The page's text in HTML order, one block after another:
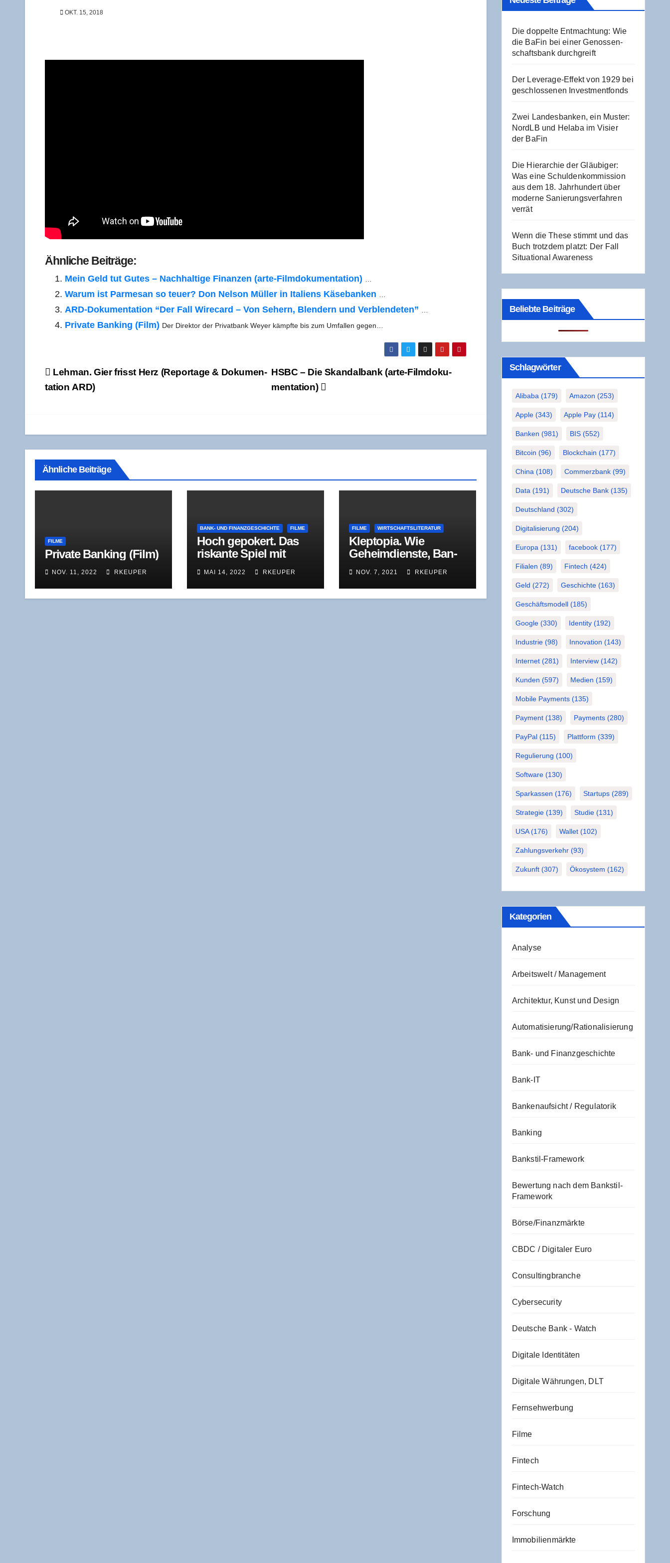
OKT. 15, 2018
Ähn­li­che Beiträge:
Mein Geld tut Gutes – Nach­hal­ti­ge Finan­zen (arte-Fil­m­­do­­ku­­men­­ta­­ti­on)
War­um ist Par­me­san so teu­er? Don Nel­son Mül­ler in Ita­li­ens Käse­ban­ken
ARD-Doku­­men­­ta­­ti­on “Der Fall Wire­card – Von Sehern, Blen­dern und Ver­blen­de­ten”
Pri­va­te Ban­king (Film) Der Direk­tor der Pri­vat­bank Wey­er kämpf­te bis zum Umfal­len gegen…
Beitragsnavigation
HSBC – Die Skan­dal­bank (arte-Film­do­ku­
men­ta­ti­on)
Leh­man. Gier frisst Herz (Repor­ta­ge & Doku­men­
ta­ti­on ARD)
Ähnliche Beiträge
FILME
Pri­va­te Ban­king (Film)
NOV. 11, 2022 RKEUPER
BANK- UND FINANZGESCHICHTE FILME
Hoch gepo­kert. Das
ris­kan­te Spiel mit
MAI 14, 2022 RKEUPER
FILME WIRTSCHAFTSLITERATUR
Klep­top­ia. Wie
Geheim­diens­te, Ban­
schmut­zi­gem Geld die
Welt erobern
NOV. 7, 2021 RKEUPER
Die dop­pel­te Ent­mach­tung: Wie
die BaFin bei einer Genos­sen­
schafts­bank durchgreift
Der Levera­ge-Effekt von 1929 bei
geschlos­se­nen Investmentfonds
Zwei Lan­des­ban­ken, ein Mus­ter:
NordLB und Hela­ba im Visier
der BaFin
Die Hier­ar­chie der Gläu­bi­ger:
Was eine Schul­den­kom­mis­si­on
aus dem 18. Jahr­hun­dert über
moder­ne Sanie­rungs­ver­fah­ren
verrät
Wenn die The­se stimmt und das
Buch trotz­dem platzt: Der Fall
Situa­tio­nal Awareness
Beliebte Beiträge
Schlag­wör­ter
Alibaba (179) Amazon (253)
Apple(343) Apple Pay(114)
Banken (981) BIS(552)
Bitcoin (96) Blockchain (177)
China (108) Commerzbank(99)
Data (191) Deutsche Bank(135)
Deutschland (302)
Digitalisierung (204)
Europa (131) facebook(177)
Filialen (89) Fintech (424)
Geld (272) Geschichte(163)
Geschäftsmodell(185)
Google(330) Identity(192)
Industrie(98) Innovation (143)
Internet(281) Interview(142)
Kunden (597) Medien (159)
Mobile Payments(135)
Payment(138) Payments(280)
PayPal(115) Plattform (339)
Regulierung (100)
Software(130)
Sparkassen (176) Startups(289)
Strategie(139) Studie(131)
USA(176) Wallet(102)
Zahlungsverkehr(93)
Zukunft(307) Ökosystem (162)
Kate­go­rien
Analyse
Arbeitswelt / Management
Architektur, Kunst und Design
Automatisierung/Rationalisierung
Bank- und Finanzgeschichte
Bank-IT
Bankenaufsicht / Regulatorik
Banking
Bankstil-Framework
Bewertung nach dem Bankstil-
Framework
Börse/Finanzmärkte
CBDC / Digitaler Euro
Consultingbranche
Cybersecurity
Deutsche Bank - Watch
Digitale Identitäten
Digitale Währungen, DLT
Fernsehwerbung
Filme
Fintech
Fintech-Watch
Forschung
Immobilienmärkte